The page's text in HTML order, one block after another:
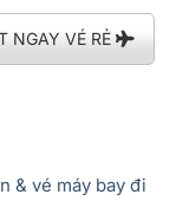
NGAY VÉ RẺ
& vé máy bay đi